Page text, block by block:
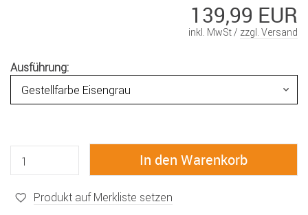
139,99 EUR
inkl. MwSt / zzgl. Versand
Ausführung:
Produkt auf Merkliste setzen